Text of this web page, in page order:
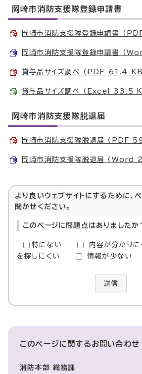
岡崎市消防支援隊登録申請書
岡崎市消防支援隊登録申請書 （
岡崎市消防支援隊登録申請書 （
貸与品サイズ調べ （PDF 61.4 KB
貸与品サイズ調べ （Excel 33.5
岡崎市消防支援隊脱退届
岡崎市消防支援隊脱退届 （PDF
岡崎市消防支援隊脱退届 （Word
より良いウェブサイトにするために、
聞かせください。
このページに問題点はありましたか
特にない 内容が分かりに
を探しにくい
情報が少ない
送信
このページに関するお問い合わせ
消防本部 総務課